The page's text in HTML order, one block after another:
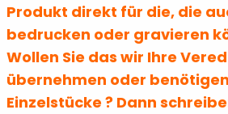
Produkt direkt für die, die
bedrucken oder gravieren
Wollen Sie das wir Ihre
übernehmen oder
Einzelstücke ? Dann